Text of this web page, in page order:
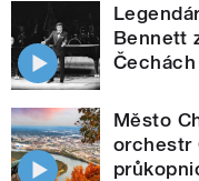
Bennett
Čechách
Město
orchestr